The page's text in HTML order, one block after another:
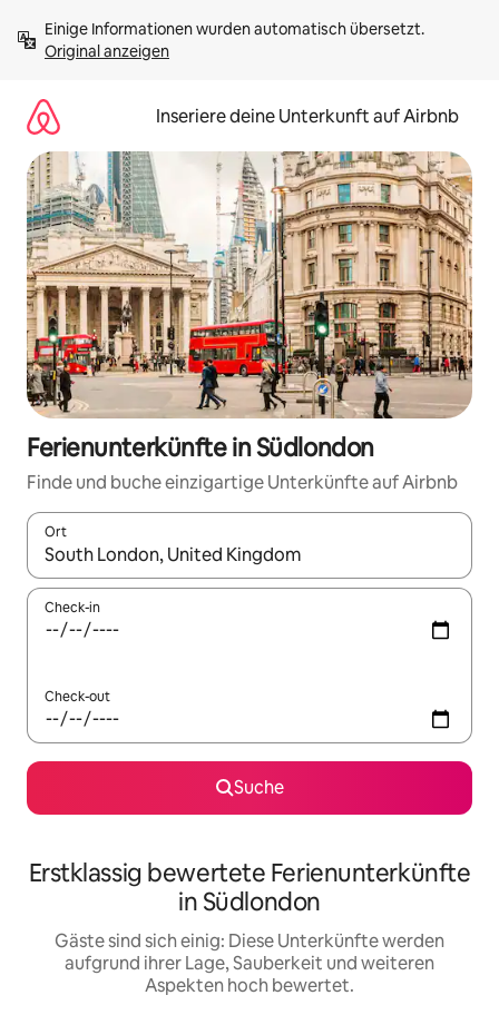
Inhalten
springenOriginal anzeigen
Inseriere deine Unterkunft auf Airbnb
Ferienunterkünfte in Südlondon
Finde und buche einzigartige Unterkünfte auf Airbnb
Ort
Wenn Ergebnisse verfügbar sind, navigiere mit den
Check-in
Check-out
Suche
Erstklassig bewertete Ferienunterkünfte
in Südlondon
Gäste sind sich einig: Diese Unterkünfte werden
aufgrund ihrer Lage, Sauberkeit und weiteren
Aspekten hoch bewertet.